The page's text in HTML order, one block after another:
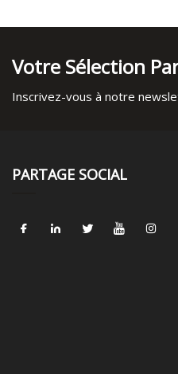
Votre Sélection
Inscrivez-vous à notre
PARTAGE SOCIAL